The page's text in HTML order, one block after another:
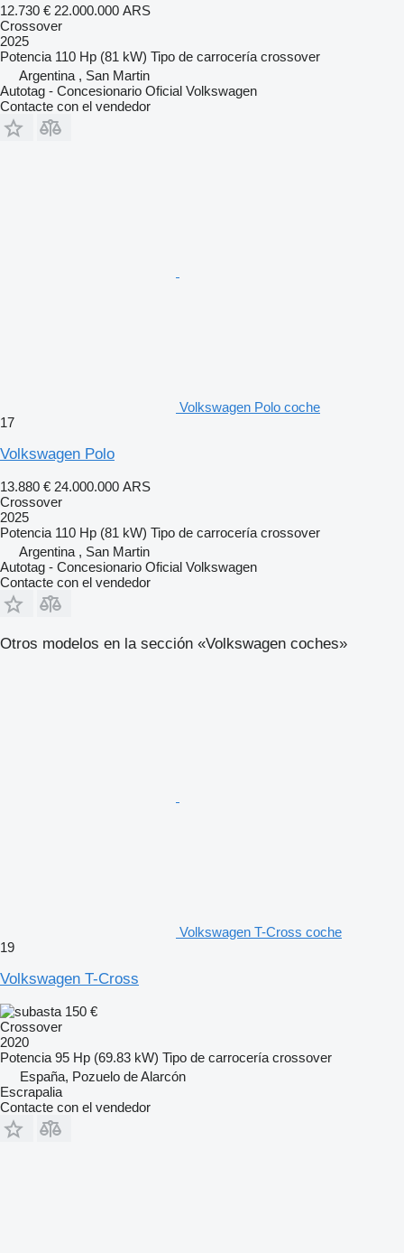
12.730 € 22.000.000 ARS
Crossover
2025
Potencia 110 Hp (81 kW) Tipo de carrocería crossover
Argentina , San Martin
Autotag - Concesionario Oficial Volkswagen
Contacte con el vendedor
Volkswagen Polo coche
17
Volkswagen Polo
13.880 € 24.000.000 ARS
Crossover
2025
Potencia 110 Hp (81 kW) Tipo de carrocería crossover
Argentina , San Martin
Autotag - Concesionario Oficial Volkswagen
Contacte con el vendedor
Otros modelos en la sección «Volkswagen coches»
Volkswagen T-Cross coche
19
Volkswagen T-Cross
150 €
Crossover
2020
Potencia 95 Hp (69.83 kW) Tipo de carrocería crossover
España, Pozuelo de Alarcón
Escrapalia
Contacte con el vendedor